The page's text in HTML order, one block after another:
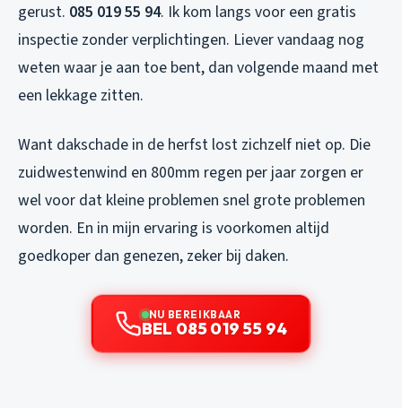
gerust. 085 019 55 94. Ik kom langs voor een gratis
inspectie zonder verplichtingen. Liever vandaag nog
weten waar je aan toe bent, dan volgende maand met
een lekkage zitten.
Want dakschade in de herfst lost zichzelf niet op. Die
zuidwestenwind en 800mm regen per jaar zorgen er
wel voor dat kleine problemen snel grote problemen
worden. En in mijn ervaring is voorkomen altijd
goedkoper dan genezen, zeker bij daken.
NU BEREIKBAAR
BEL 085 019 55 94